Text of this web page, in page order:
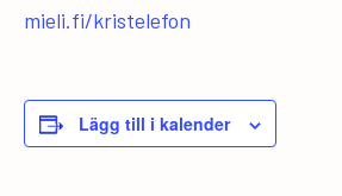
mieli.fi/kristelefon
Lägg till i kalender